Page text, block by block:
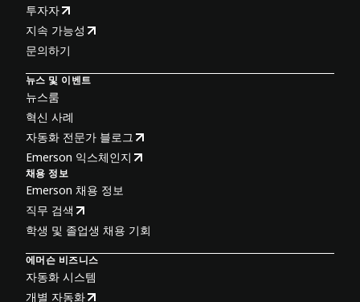
투자자
지속 가능성
문의하기
뉴스 및 이벤트
뉴스룸
혁신 사례
자동화 전문가 블로그
Emerson 익스체인지
채용 정보
Emerson 채용 정보
직무 검색
학생 및 졸업생 채용 기회
에머슨 비즈니스
자동화 시스템
개별 자동화